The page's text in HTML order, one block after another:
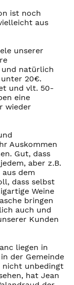
ist noch
aus
unserer
und natürlich
20€.
und vlt. 50-
eine
wieder
Auskommen
Gut, dass
aber z.B.
dem
dass selbst
Weine
bringen
auch und
Kunden
liegen in
der Gemeinde
nicht unbedingt
hat Jean